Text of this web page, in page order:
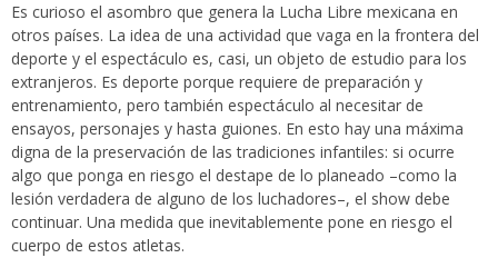
Es curioso el asombro que genera la Lucha Libre mexicana en
otros países. La idea de una actividad que vaga en la frontera del
deporte y el espectáculo es, casi, un objeto de estudio para los
extranjeros. Es deporte porque requiere de preparación y
entrenamiento, pero también espectáculo al necesitar de
ensayos, personajes y hasta guiones. En esto hay una máxima
digna de la preservación de las tradiciones infantiles: si ocurre
algo que ponga en riesgo el destape de lo planeado –como la
lesión verdadera de alguno de los luchadores–, el show debe
continuar. Una medida que inevitablemente pone en riesgo el
cuerpo de estos atletas.